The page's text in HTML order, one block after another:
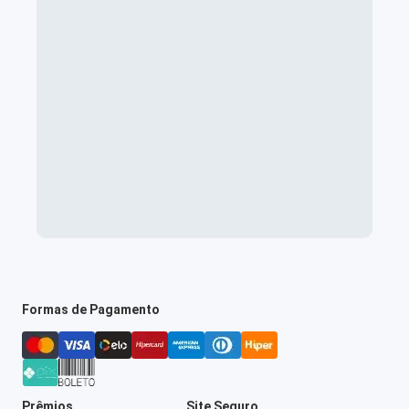
Formas de Pagamento
Prêmios Site Seguro